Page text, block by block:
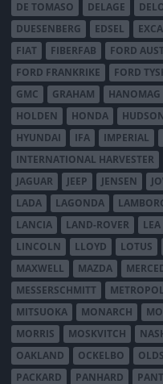
DE TOMASO
DELAGE
DUESENBERG
EDSEL
FIAT
FIBERFAB FORD
FORD FRANKRIKE
FORD
GMC
GRAHAM HANOMAG
HOLDEN
HONDA
HYUNDAI
IFA IMPERIAL
INTERNATIONAL HARVESTER
JAGUAR
JEEP JENSEN
LADA
LAGONDA
LANCIA
LAND-ROVER
LINCOLN
LLOYD LOTUS
MAXWELL
MAZDA
MESSERSCHMITT
MITSUOKA
MONARCH
MORRIS
MOSKVITCH
OAKLAND
OCKELBO
PACKARD
PANHARD